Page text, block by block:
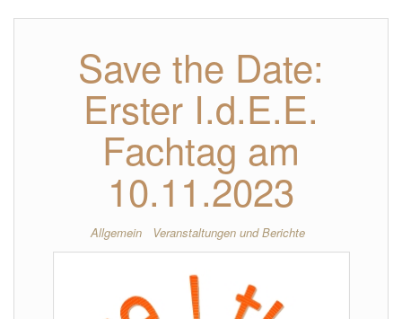
Save the Date:
Erster I.d.E.E.
Fachtag am
10.11.2023
Allgemein Veranstaltungen und Berichte